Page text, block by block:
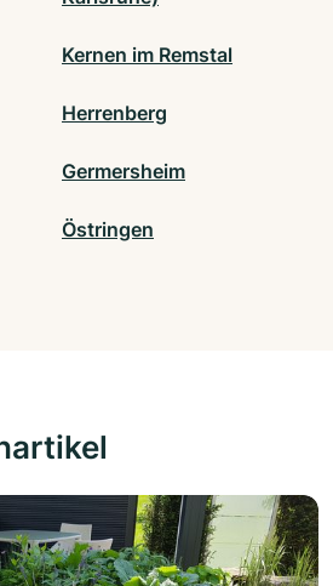
Kernen im Remstal
Herrenberg
Germersheim
Östringen